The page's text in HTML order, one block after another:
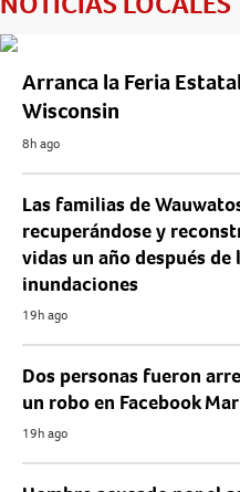
Arranca la Feria
Wisconsin
8h ago
Las familias de
recuperándose y
vidas un año después
inundaciones
19h ago
Dos personas fueron
un robo en Facebook
19h ago